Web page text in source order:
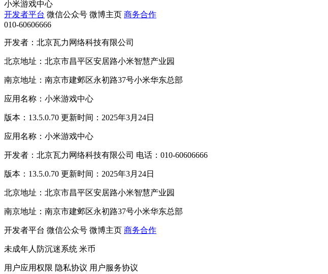
小米游戏中心
开发者平台 微信公众号 微博主页 商务合作
010-60606666
开发者：北京瓦力网络科技有限公司
北京地址：北京市昌平区安居路小米智慧产业园
南京地址：南京市建邺区永初路37号小米华东总部
应用名称：小米游戏中心
版本：13.5.0.70 更新时间：2025年3月24日
应用名称：小米游戏中心
开发者：北京瓦力网络科技有限公司 电话：010-60606666
版本：13.5.0.70 更新时间：2025年3月24日
北京地址：北京市昌平区安居路小米智慧产业园
南京地址：南京市建邺区永初路37号小米华东总部
开发者平台 微信公众号 微博主页 商务合作
未成年人防沉迷系统 米币
用户应用权限 隐私协议 用户服务协议